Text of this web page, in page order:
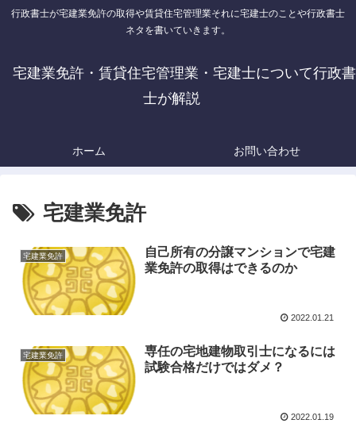
行政書士が宅建業免許の取得や賃貸住宅管理業それに宅建士のことや行政書士
ネタを書いていきます。
宅建業免許・賃貸住宅管理業・宅建士について行政書
士が解説
ホーム お問い合わせ
宅建業免許
宅建業免許
自己所有の分譲マンションで宅建
業免許の取得はできるのか
2022.01.21
宅建業免許
専任の宅地建物取引士になるには
試験合格だけではダメ？
2022.01.19